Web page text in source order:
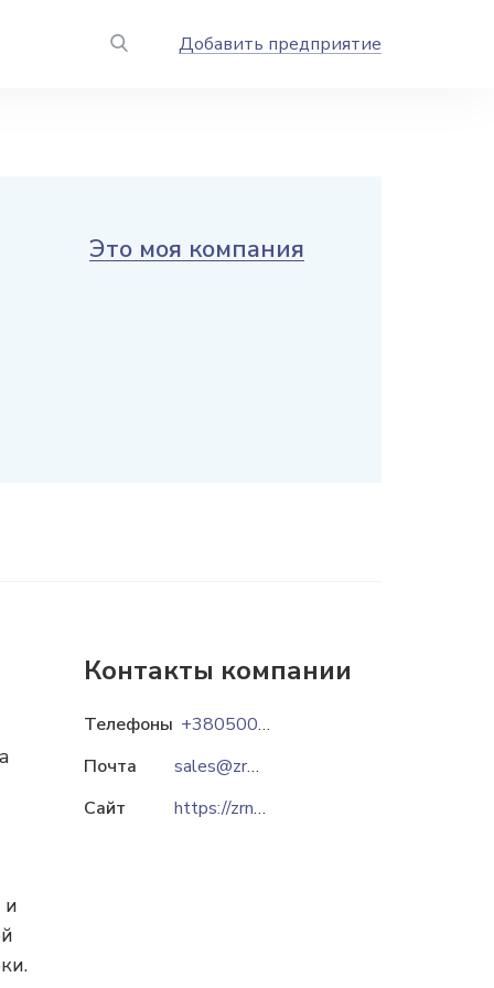
Добавить предприятие
Это моя компания
и
Контакты компании
Телефоны
+380500194319
Почта
sales@zrn.com.ua
Сайт
https://zrn.com.ua